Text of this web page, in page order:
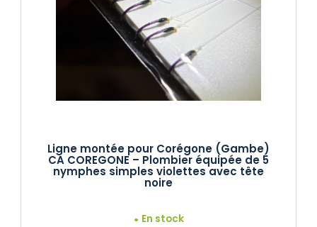
Ligne montée pour Corégone (Gambe)
CA COREGONE – Plombier équipée de 5
nymphes simples violettes avec tête
noire
En stock